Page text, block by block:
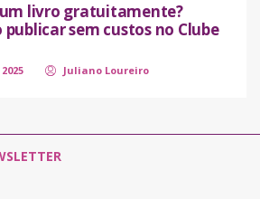
livro gratuitamente?
publicar sem custos no Clube
Juliano Loureiro